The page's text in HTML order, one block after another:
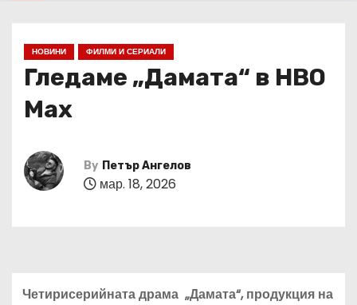
НОВИНИ ФИЛМИ И СЕРИАЛИ
Гледаме „Дамата“ в HBO
Max
By Петър Ангелов
мар. 18, 2026
Четирисерийната драма „Дамата“, продукция на